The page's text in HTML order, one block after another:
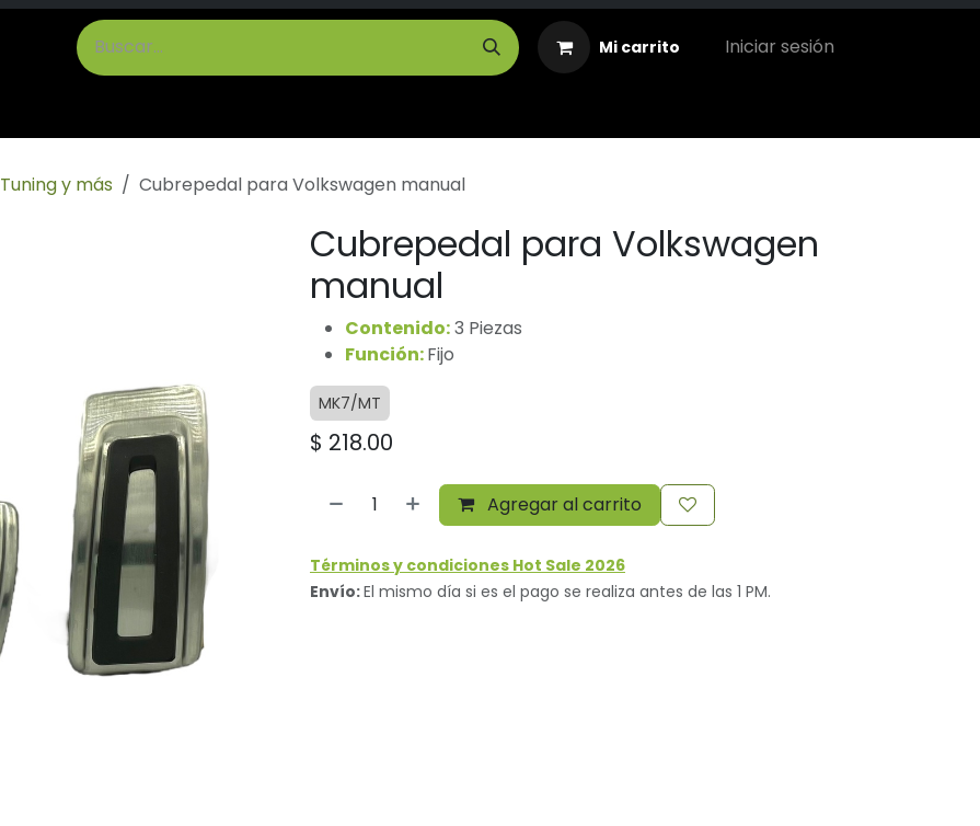
Mi carrito Iniciar sesión
Tuning y más Cubrepedal para Volkswagen manual
Cubrepedal para Volkswagen
manual
Contenido:3 Piezas
Función:Fijo
MK7/MT
$ 218.00
Agregar al carrito
Términos y condiciones Hot Sale 2026
Envío:El mismo día si es el pago se realiza antes de las 1 PM.